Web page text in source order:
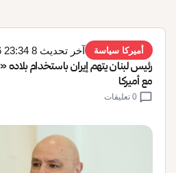
أميركا سياسة آخر تحديث 8 June 2026 23:34
رئيس لبنان يتهم إيران باستخدام
مع أميركا
chat_bubble